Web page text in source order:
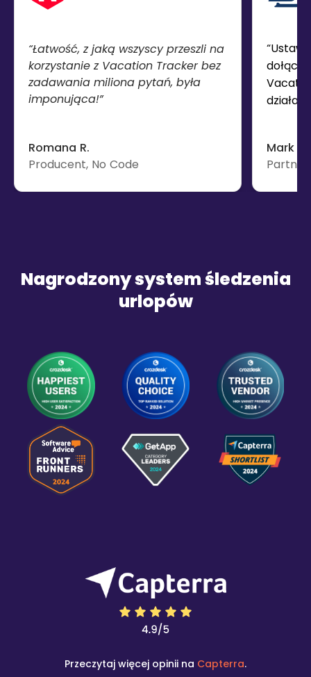
“Łatwość, z jaką wszyscy przeszli na
korzystanie z Vacation Tracker bez
zadawania miliona pytań, była
imponująca!”
Romana R.
Producent, No Code
“Ustaw
działa.”
Mark F.
Nagrodzony system śledzenia
urlopów
Przeczytaj więcej opinii na Capterra.